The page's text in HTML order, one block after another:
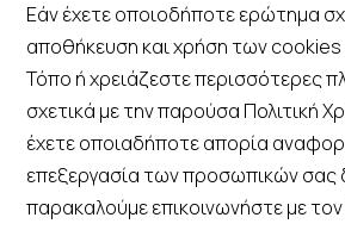
Εάν έχετε οποιοδήποτε ερώτημα
αποθήκευση και χρήση των cookies
Τόπο ή χρειάζεστε περισσότερες
σχετικά με την παρούσα Πολιτική
έχετε οποιαδήποτε απορία
επεξεργασία των προσωπικών σας
παρακαλούμε επικοινωνήστε με